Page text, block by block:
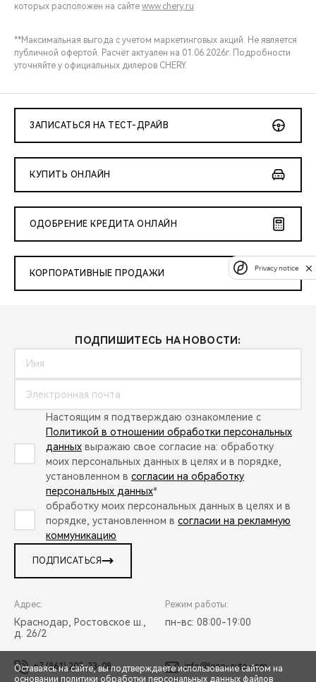
которых расположен на сайте www.chery.ru
**Максимальная выгода с учетом маркетинговых акций. Не является
публичной офертой. Расчёт актуален на 01.06.2026г. Подробности
уточняйте у официальных дилеров CHERY.
ЗАПИСАТЬСЯ НА ТЕСТ-ДРАЙВ
КУПИТЬ ОНЛАЙН
ОДОБРЕНИЕ КРЕДИТА ОНЛАЙН
КОРПОРАТИВНЫЕ ПРОДАЖИ
ПОДПИШИТЕСЬ НА НОВОСТИ:
Настоящим я подтверждаю ознакомление с
Политикой в отношении обработки персональных
данных выражаю свое согласие на: обработку
моих персональных данных в целях и в порядке,
установленном в согласии на обработку
персональных данных*
обработку моих персональных данных в целях и в
порядке, установленном в согласии на рекламную
коммуникацию
ПОДПИСАТЬСЯ
Адрес:
Краснодар, Ростовское ш.,
д. 26/2
Режим работы:
пн-вс: 08:00-19:00
+7 (861) 203-33-08 info@leon-avto.com
Оставаясь на сайте, вы подтверждаете использование сайтом на
основании политики обработки персональных данных файлов
Privacy notice